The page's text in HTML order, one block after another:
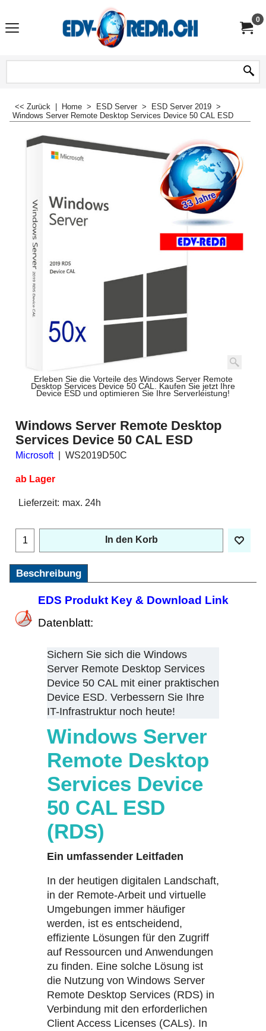
0
<< Zurück Home > ESD Server > ESD Server 2019 >
Windows Server Remote Desktop Services Device 50 CAL ESD
Erleben Sie die Vorteile des Windows Server Remote
Desktop Services Device 50 CAL. Kaufen Sie jetzt Ihre
Device ESD und optimieren Sie Ihre Serverleistung!
Windows Server Remote Desktop
Services Device 50 CAL ESD
Microsoft WS2019D50C
ab Lager
Lieferzeit: max. 24h
In den Korb
Beschreibung
EDS Produkt Key & Download Link
Datenblatt:
Sichern Sie sich die Windows
Server Remote Desktop Services
Device 50 CAL mit einer praktischen
Device ESD. Verbessern Sie Ihre
IT-Infrastruktur noch heute!
Windows Server
Remote Desktop
Services Device
50 CAL ESD
(RDS)
Ein umfassender Leitfaden
In der heutigen digitalen Landschaft,
in der Remote-Arbeit und virtuelle
Umgebungen immer häufiger
werden, ist es entscheidend,
effiziente Lösungen für den Zugriff
auf Ressourcen und Anwendungen
zu finden. Eine solche Lösung ist
die Nutzung von Windows Server
Remote Desktop Services (RDS) in
Verbindung mit den erforderlichen
Client Access Licenses (CALs). In